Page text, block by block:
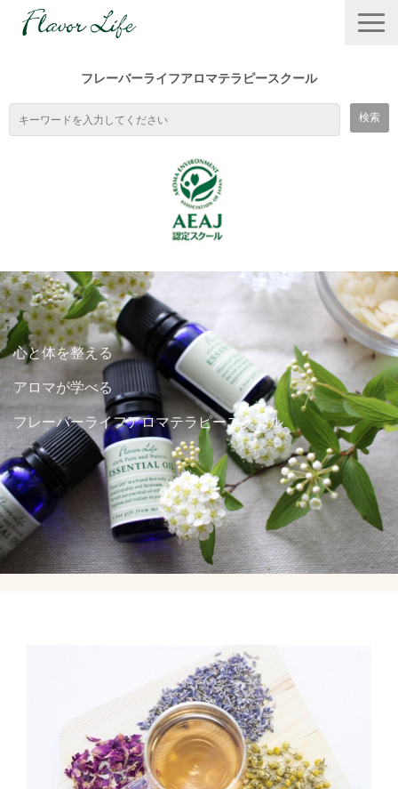
フレーバーライフアロマテラピースクール
スクールの特徴
１DAYワークショップ
アロマを学ぶ
ハーブを学ぶ
講座スケジュール
受講生の方へ
アクセス
心と体を整える
アロマが学べる
フレーバーライフアロマテラピースクール